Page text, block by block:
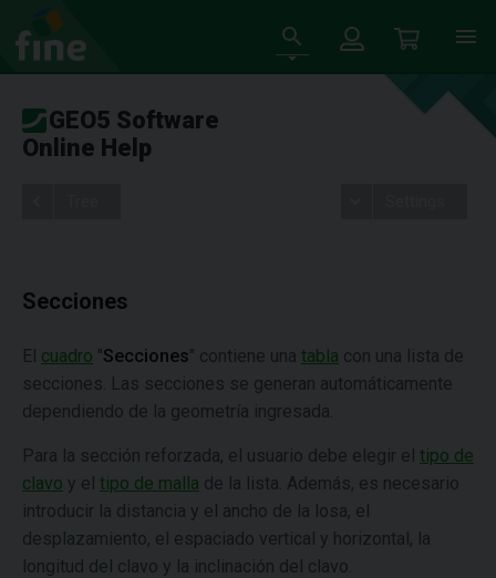
GEO5 Software
Online Help
Secciones
El cuadro "Secciones" contiene una tabla con una lista de
secciones. Las secciones se generan automáticamente
dependiendo de la geometría ingresada.
Para la sección reforzada, el usuario debe elegir el tipo de
clavo y el tipo de malla de la lista. Además, es necesario
introducir la distancia y el ancho de la losa, el
desplazamiento, el espaciado vertical y horizontal, la
longitud del clavo y la inclinación del clavo.